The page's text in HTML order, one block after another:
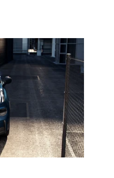
Umfeld steigender
an die
Mechanismen.